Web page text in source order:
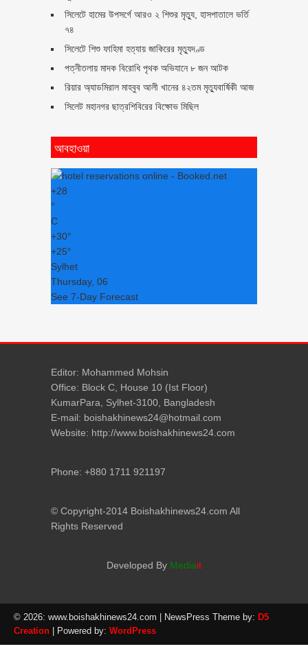
সিলেটে হামের উপসর্গে আরও ২ শিশুর মৃত্যু, হাসপাতালে ভর্তি
৭৪
সিলেটে শিশু ফাহিমা হত্যায় জাকিরের মৃত্যুদণ্ড
পত্নীতলায় মাদক বিরোধি পৃথক অভিযানে ৮ জন আটক
রিয়ার অ্যাডমিরাল মাহবুব আলী খানের ৪২তম মৃত্যুবার্ষিকী আজ
সিলেট মহানগর ছাত্রশিবিরের বিক্ষোভ মিছিল
আবহাওয়া
+28
°
C
+30°
+25°
Sylhet
Thursday, 06
See 7-Day Forecast
Editor: Mohammed Mohsin
Office: Block C, House 10 (Ist Floor)
KumarPara, Sylhet-3100, Bangladesh
E-mail: boishakhinews24@hotmail.com
Website: http://www.boishakhinews24.com
Phone: +880 1711 921197
© Copyright-2014 Boishakhinews24.com All
Rights Reserved
Developed By Mediait
© 2026: www.boishakhinews24.com | NewsPress Theme by: D5
Creation | Powered by: WordPress